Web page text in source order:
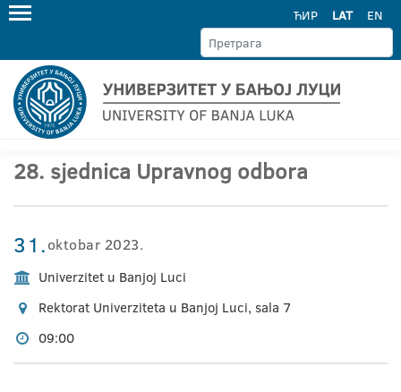
ЋИР LAT EN
28. sjednica Upravnog odbora
31.oktobar 2023.
Univerzitet u Banjoj Luci
Rektorat Univerziteta u Banjoj Luci, sala 7
09:00